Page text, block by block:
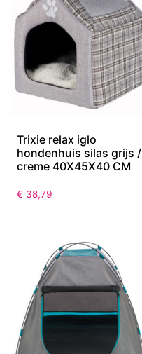
Trixie relax iglo
hondenhuis silas grijs /
creme 40X45X40 CM
€ 38,79